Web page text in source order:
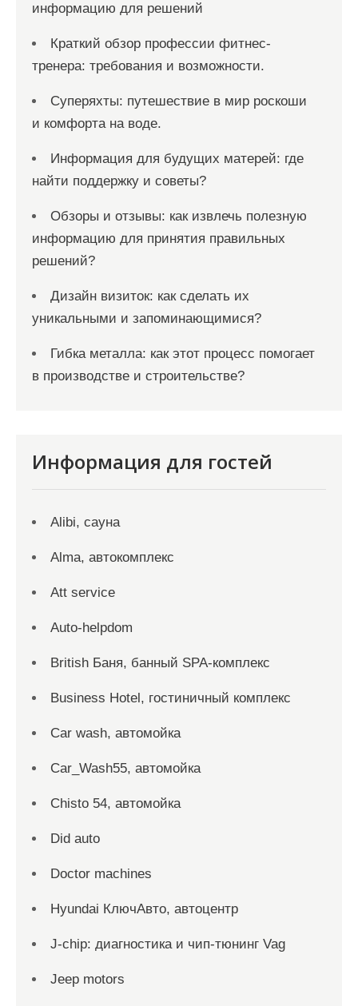
информацию для решений
Краткий обзор профессии фитнес-
тренера: требования и возможности.
Суперяхты: путешествие в мир роскоши
и комфорта на воде.
Информация для будущих матерей: где
найти поддержку и советы?
Обзоры и отзывы: как извлечь полезную
информацию для принятия правильных
решений?
Дизайн визиток: как сделать их
уникальными и запоминающимися?
Гибка металла: как этот процесс помогает
в производстве и строительстве?
Информация для гостей
Alibi, сауна
Alma, автокомплекс
Att service
Auto-helpdom
British Баня, банный SPA-комплекс
Business Hotel, гостиничный комплекс
Car wash, автомойка
Car_Wash55, автомойка
Chisto 54, автомойка
Did auto
Doctor machines
Hyundai КлючАвто, автоцентр
J-chip: диагностика и чип-тюнинг Vag
Jeep motors